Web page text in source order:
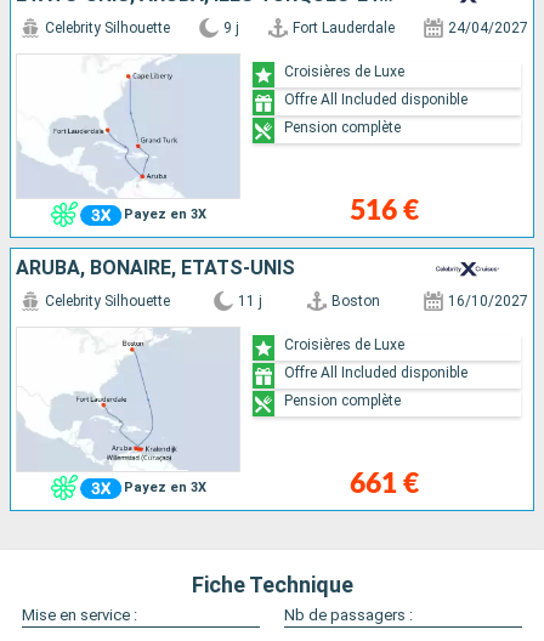
Payez en 3X
Celebrity Silhouette 9 j Fort Lauderdale 24/04/2027
516 €
Croisières de Luxe
Offre All Included disponible
Pension complète
ARUBA, BONAIRE, ÉTATS-UNIS
Payez en 3X
Celebrity Silhouette 11 j Boston 16/10/2027
661 €
Croisières de Luxe
Offre All Included disponible
Pension complète
Fiche Technique
Mise en service :
Nb de passagers :